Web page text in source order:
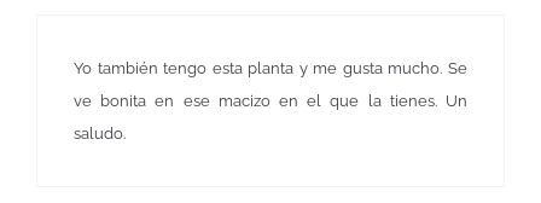
Yo también tengo esta planta y me gusta mucho. Se
ve bonita en ese macizo en el que la tienes. Un
saludo.